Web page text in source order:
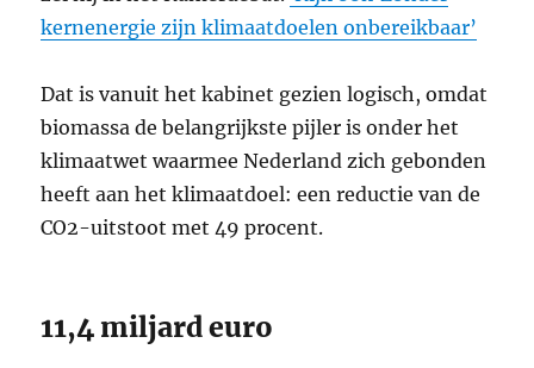
kernenergie zijn klimaatdoelen onbereikbaar’
Dat is vanuit het kabinet gezien logisch, omdat
biomassa de belangrijkste pijler is onder het
klimaatwet waarmee Nederland zich gebonden
heeft aan het klimaatdoel: een reductie van de
CO2-uitstoot met 49 procent.
11,4 miljard euro